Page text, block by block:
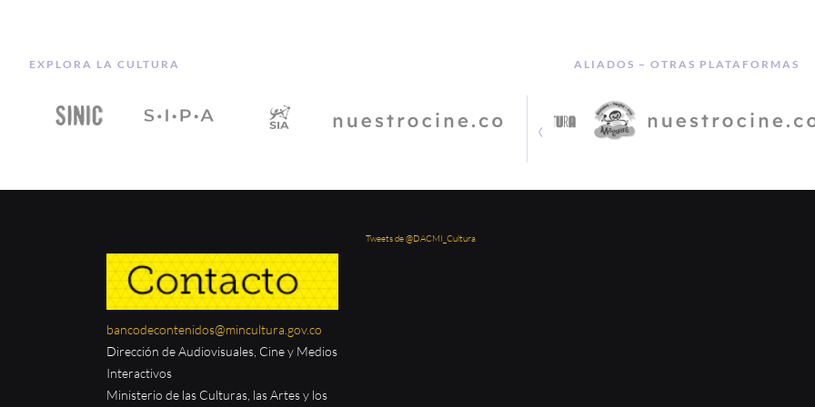
EXPLORA LA CULTURA ALIADOS − OTRAS PLATAFORMAS
‹
bancodecontenidos@mincultura.gov.co
Dirección de Audiovisuales, Cine y Medios
Interactivos
Ministerio de las Culturas, las Artes y los
Tweets de @DACMI_Cultura